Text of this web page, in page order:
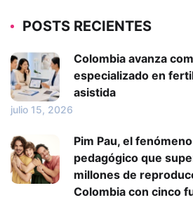
POSTS RECIENTES
Colombia avanza
especializado en
asistida
julio 15, 2026
Pim Pau, el
pedagógico que
millones de
Colombia con cinco